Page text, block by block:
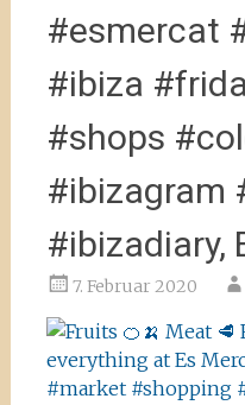
#esmercat
#ibiza
#shops
#ibizagram
#ibizadiary,
7. Februar 2020